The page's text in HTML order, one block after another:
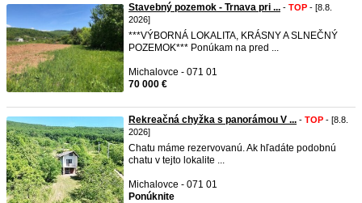
Stavebný pozemok - Trnava pri ... - TOP - [8.8.
2026]
***VÝBORNÁ LOKALITA, KRÁSNY A SLNEČNÝ
POZEMOK*** Ponúkam na pred ...
Michalovce - 071 01
70 000 €
Rekreačná chyžka s panorámou V ... - TOP - [8.8.
2026]
Chatu máme rezervovanú. Ak hľadáte podobnú
chatu v tejto lokalite ...
Michalovce - 071 01
Ponúknite